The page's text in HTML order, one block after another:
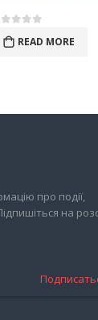
READ MORE
про події,
на